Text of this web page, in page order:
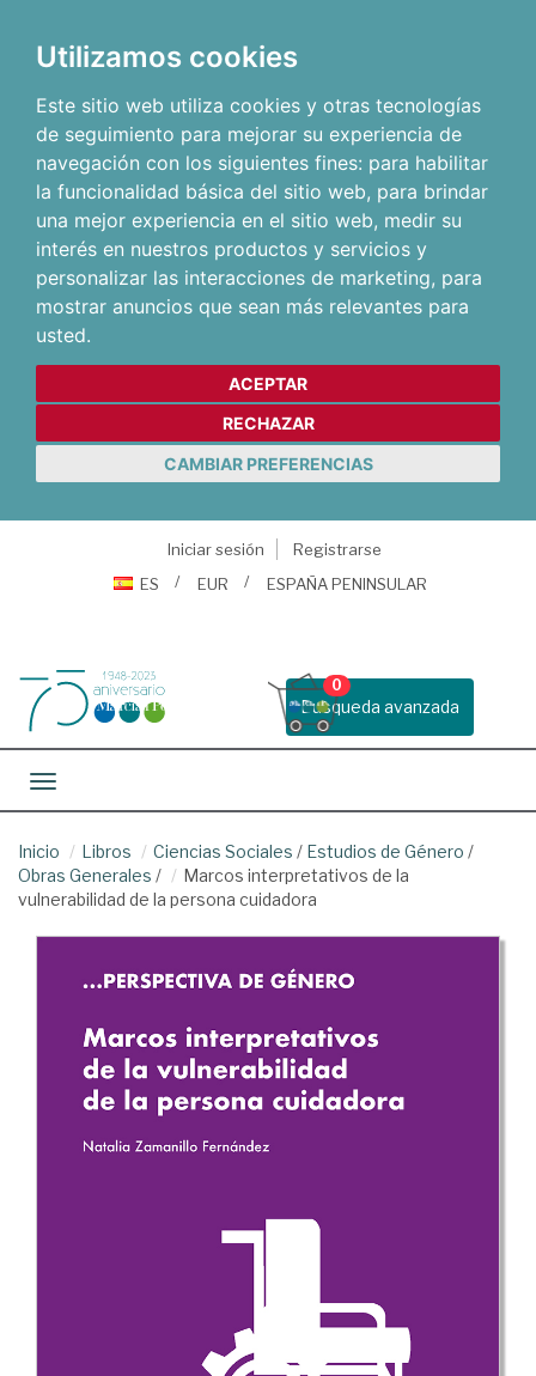
Utilizamos cookies
Este sitio web utiliza cookies y otras tecnologías
de seguimiento para mejorar su experiencia de
navegación con los siguientes fines: para habilitar
la funcionalidad básica del sitio web, para brindar
una mejor experiencia en el sitio web, medir su
interés en nuestros productos y servicios y
personalizar las interacciones de marketing, para
mostrar anuncios que sean más relevantes para
usted.
ACEPTAR
RECHAZAR
CAMBIAR PREFERENCIAS
Iniciar sesión
Registrarse
ES
EUR ESPAÑA PENINSULAR
Busqueda avanzada
0
Toggle navigation
Inicio Libros Ciencias Sociales / Estudios de Género /
Obras Generales /
Marcos interpretativos de la
vulnerabilidad de la persona cuidadora